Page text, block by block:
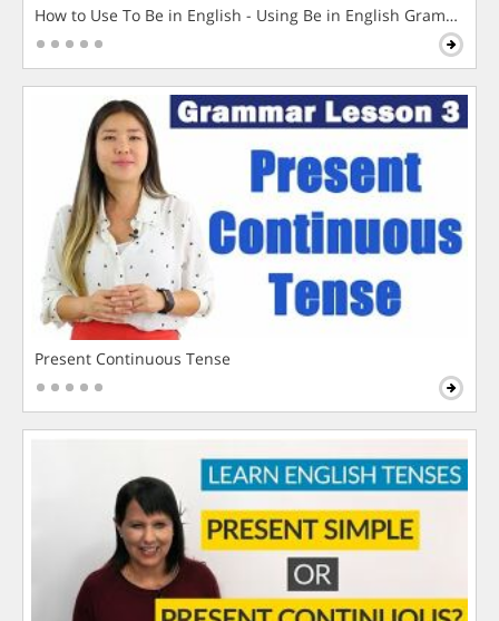
How to Use To Be in English - Using Be in English Grammar
Present Continuous Tense